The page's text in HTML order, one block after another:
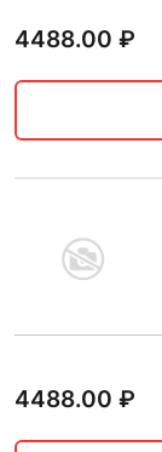
4488.00 ₽
4488.00 ₽